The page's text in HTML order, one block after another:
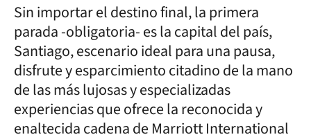
Sin importar el destino final, la primera
parada -obligatoria- es la capital del país,
Santiago, escenario ideal para una pausa,
disfrute y esparcimiento citadino de la mano
de las más lujosas y especializadas
experiencias que ofrece la reconocida y
enaltecida cadena de Marriott International